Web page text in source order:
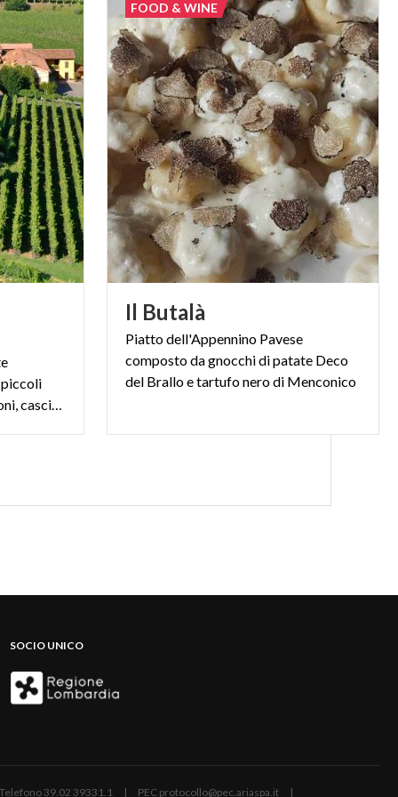
paesi ricchi di storia, tradizioni, cascinali, cantine e segni dell'operosità umana: scopri la Franciacorta
Il Butalà
Piatto dell'Appennino Pavese
composto da gnocchi di patate Deco
del Brallo e tartufo nero di Menconico
FOOD & WINE
SOCIO UNICO
39.02 39331.1 | PEC protocollo@pec.ariaspa.it |